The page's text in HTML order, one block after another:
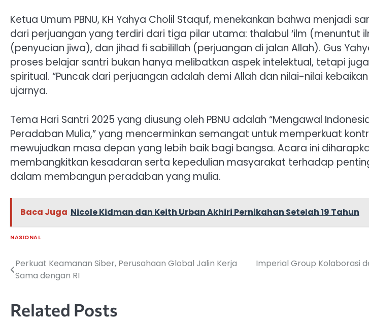
Ketua Umum PBNU, KH Yahya Cholil Staquf, menekankan bahwa menjadi
dari perjuangan yang terdiri dari tiga pilar utama: thalabul ‘ilm (menuntut
(penyucian jiwa), dan jihad fi sabilillah (perjuangan di jalan Allah). Gus
proses belajar santri bukan hanya melibatkan aspek intelektual, tetapi
spiritual. “Puncak dari perjuangan adalah demi Allah dan nilai-nilai
ujarnya.
Tema Hari Santri 2025 yang diusung oleh PBNU adalah “Mengawal
Peradaban Mulia,” yang mencerminkan semangat untuk memperkuat
mewujudkan masa depan yang lebih baik bagi bangsa. Acara ini
membangkitkan kesadaran serta kepedulian masyarakat terhadap
dalam membangun peradaban yang mulia.
Baca Juga Nicole Kidman dan Keith Urban Akhiri Pernikahan Setelah 19 Tahun
NASIONAL
Navigasi
Perkuat Keamanan Siber, Perusahaan Global Jalin Kerja
Sama dengan RI
Imperial Group Kolaborasi
Related Posts